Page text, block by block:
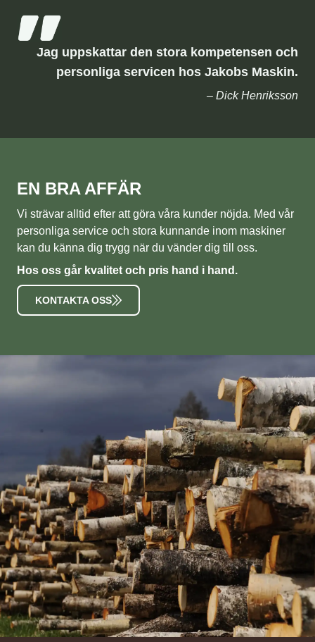
Jag uppskattar den stora kompetensen och
personliga servicen hos Jakobs Maskin.
– Dick Henriksson
EN BRA AFFÄR
Vi strävar alltid efter att göra våra kunder nöjda. Med vår
personliga service och stora kunnande inom maskiner
kan du känna dig trygg när du vänder dig till oss.
Hos oss går kvalitet och pris hand i hand.
KONTAKTA OSS